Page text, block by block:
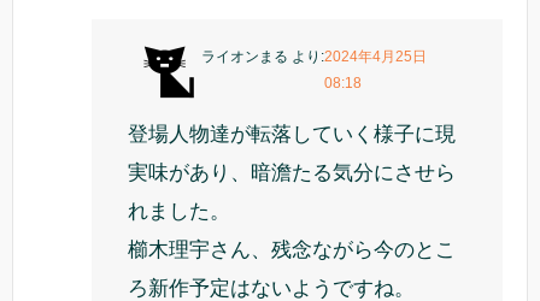
ライオンまる より:2024年4月25日
08:18
登場人物達が転落していく様子に現
実味があり、暗澹たる気分にさせら
れました。
櫛木理宇さん、残念ながら今のとこ
ろ新作予定はないようですね。